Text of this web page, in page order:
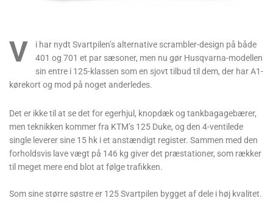
V
i har nydt Svartpilen’s alternative scrambler-design på både
401 og 701 et par sæsoner, men nu gør Husqvarna-modellen
sin entre i 125-klassen som en sjovt tilbud til dem, der har A1-
kørekort og mod på noget anderledes.
Det er ikke til at se det for egerhjul, knopdæk og tankbagagebærer,
men teknikken kommer fra KTM’s 125 Duke, og den 4-ventilede
single leverer sine 15 hk i et anstændigt register. Sammen med den
forholdsvis lave vægt på 146 kg giver det præstationer, som rækker
til meget mere end blot at følge trafikken.
Som sine større søstre er 125 Svartpilen bygget af dele i høj kvalitet.